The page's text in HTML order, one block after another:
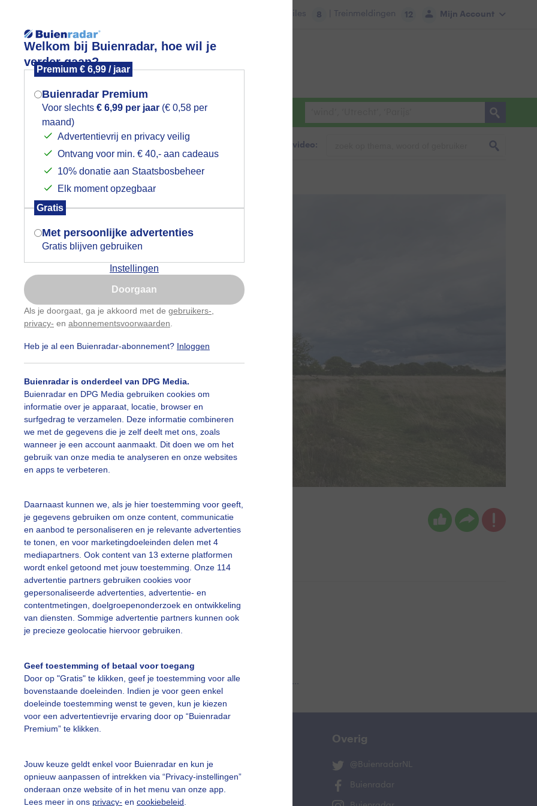
Welkom bij Buienradar, hoe wil je
verder gaan?
Premium € 6,99 / jaar
Buienradar Premium
Voor slechts € 6,99 per jaar (€ 0,58 per
maand)
Advertentievrij en privacy veilig
Ontvang voor min. € 40,- aan cadeaus
10% donatie aan Staatsbosbeheer
Elk moment opzegbaar
Gratis
Met persoonlijke advertenties
Gratis blijven gebruiken
Instellingen
Doorgaan
Als je doorgaat, ga je akkoord met de gebruikers-
privacy- en abonnementsvoorwaarden
Heb je al een Buienradar-abonnement? Inloggen
Buienradar is onderdeel van DPG Media.
Buienradar en DPG Media gebruiken cookies om
informatie over je apparaat, locatie, browser en
surfgedrag te verzamelen. Deze informatie combineren
we met de gegevens die je zelf deelt met ons, zoals
wanneer je een account aanmaakt. Dit doen we om het
gebruik van onze media te analyseren en onze websites
en apps te verbeteren.
Daarnaast kunnen we, als je hier toestemming voor geeft,
je gegevens gebruiken om onze content, communicatie
en aanbod te personaliseren en je relevante advertenties
te tonen, en voor marketingdoeleinden delen met 4
mediapartners. Ook content van 13 externe platformen
wordt enkel getoond met jouw toestemming. Onze 114
advertentie partners gebruiken cookies voor
gepersonaliseerde advertenties, advertentie- en
contentmetingen, doelgroepenonderzoek en ontwikkeling
van diensten. Sommige advertentie partners kunnen ook
je precieze geolocatie hiervoor gebruiken.
Geef toestemming of betaal voor toegang
Door op "Gratis" te klikken, geef je toestemming voor alle
bovenstaande doeleinden. Indien je voor geen enkel
doeleinde toestemming wenst te geven, kun je kiezen
voor een advertentievrije ervaring door op “Buienradar
Premium” te klikken.
Jouw keuze geldt enkel voor Buienradar en kun je
opnieuw aanpassen of intrekken via “Privacy-instellingen”
onderaan onze website of in het menu van onze app.
Lees meer in ons privacy- en cookiebeleid
Mijn Account
Files 8 | Treinmeldingen 12
Foto en video Weerzine
Zoeken in foto & video:
wolken boven het Doldersummerveld.
Rianka Visser Gemaakt: 12-06-2026, 112x bekeken
Wolken Wind
slideshow
Een moment geduld aub...
vragen
De Bilt
Overig
@BuienradarNL
Buienradar
Mogen we je locatie gebruiken voor
het weer?
Indien je hier nog geen akkoord op hebt
gegeven, verschijnt er zo een pop-up uit
je browser waarin deze toestemming
gevraagd wordt.
Is goed, toon de popup
Nu niet, misschien later
Gebruik je Safari en wil je niet elke dag deze pop-up
Klikhierom dit aan te passen